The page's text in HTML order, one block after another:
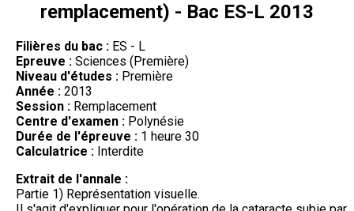
remplacement) - Bac ES-L 2013
Filières du bac : ES - L
Epreuve : Sciences (Première)
Niveau d'études : Première
Année : 2013
Session : Remplacement
Centre d'examen : Polynésie
Durée de l'épreuve : 1 heure 30
Calculatrice : Interdite
Extrait de l'annale :
Partie 1) Représentation visuelle.